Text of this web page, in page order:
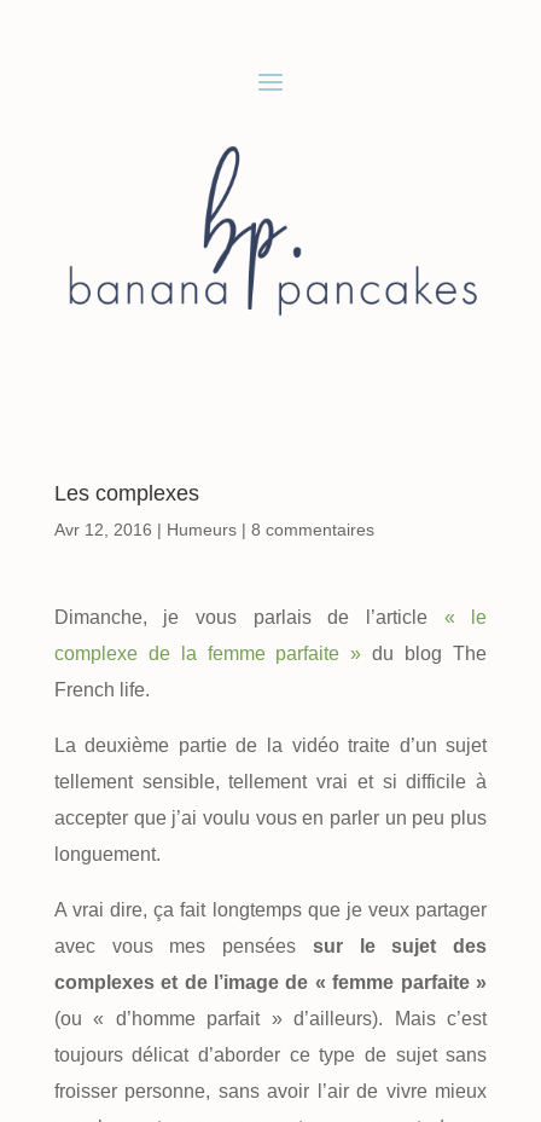
Les complexes
Avr 12, 2016 | Humeurs| 8 commentaires
Dimanche, je vous parlais de l’article « le
complexe de la femme parfaite » du blog The
French life.
La deuxième partie de la vidéo traite d’un sujet
tellement sensible, tellement vrai et si difficile à
accepter que j’ai voulu vous en parler un peu plus
longuement.
A vrai dire, ça fait longtemps que je veux partager
avec vous mes pensées sur le sujet des
complexes et de l’image de « femme parfaite »
(ou « d’homme parfait » d’ailleurs). Mais c’est
toujours délicat d’aborder ce type de sujet sans
froisser personne, sans avoir l’air de vivre mieux